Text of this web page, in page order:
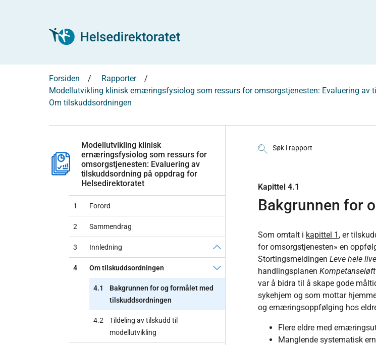
Forsiden
Rapporter
Modellutvikling klinisk ernæringsfysiolog som ressurs for omsorgstjenesten: Evaluering av
Om tilskuddsordningen
Modellutvikling klinisk
ernæringsfysiolog som ressurs for
omsorgstjenesten: Evaluering av
tilskuddsordning på oppdrag for
Helsedirektoratet
1 Forord
2 Sammendrag
3 Innledning
4 Om tilskuddsordningen
4.1
Bakgrunnen for og formålet med
tilskuddsordningen
4.2
Tildeling av tilskudd til
modellutvikling
Søk i rapport
Kapittel 4.1
Bakgrunnen for
Som omtalt i kapittel 1 , er
for omsorgstjenesten» en
Stortingsmeldingen Leve hele
handlingsplanen
var å bidra til å skape gode
sykehjem og som mottar
og ernæringsoppfølging hos
Flere eldre med
Manglende systematisk